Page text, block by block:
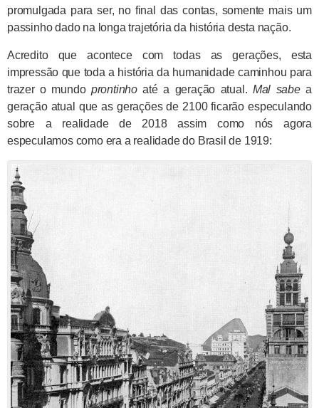
promulgada para ser, no final das contas, somente mais um
passinho dado na longa trajetória da história desta nação.
Acredito que acontece com todas as gerações, esta
impressão que toda a história da humanidade caminhou para
trazer o mundo prontinho até a geração atual. Mal sabea
geração atual que as gerações de 2100 ficarão especulando
sobre a realidade de 2018 assim como nós agora
especulamos como era a realidade do Brasil de 1919: